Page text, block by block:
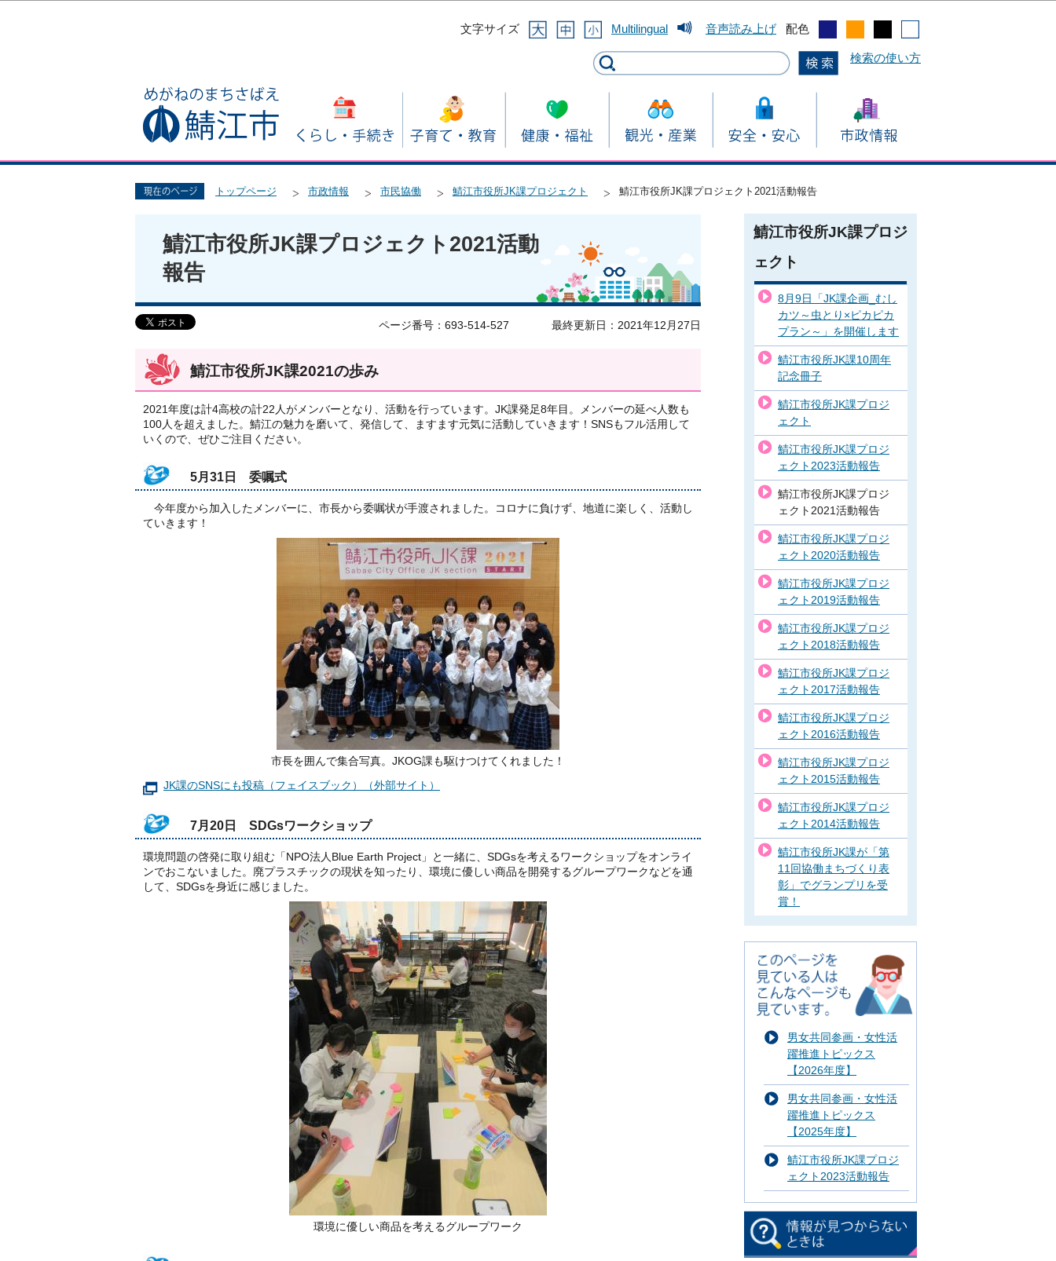
文字サイズ
Multilingual 音声読み上げ 配色
検索の使い方
トップページ 市政情報 市民協働 鯖江市役所JK課プロジェクト 鯖江市役所JK課プロジェクト2021活動報告
鯖江市役所JK課プロジェクト2021活動
報告
ページ番号：693-514-527 最終更新日：2021年12月27日
鯖江市役所JK課2021の歩み
2021年度は計4高校の計22人がメンバーとなり、活動を行っています。JK課発足8年目。メンバーの延べ人数も
100人を超えました。鯖江の魅力を磨いて、発信して、ますます元気に活動していきます！SNSもフル活用して
いくので、ぜひご注目ください。
5月31日 委嘱式
今年度から加入したメンバーに、市長から委嘱状が手渡されました。コロナに負けず、地道に楽しく、活動し
ていきます！
市長を囲んで集合写真。JKOG課も駆けつけてくれました！
JK課のSNSにも投稿（フェイスブック）（外部サイト）
7月20日 SDGsワークショップ
環境問題の啓発に取り組む「NPO法人Blue Earth Project」と一緒に、SDGsを考えるワークショップをオンライ
ンでおこないました。廃プラスチックの現状を知ったり、環境に優しい商品を開発するグループワークなどを通
して、SDGsを身近に感じました。
環境に優しい商品を考えるグループワーク
鯖江市役所JK課プロジ
ェクト
8月9日「JK課企画_むし
カツ～虫とり×ピカピカ
プラン～」を開催します
鯖江市役所JK課10周年
記念冊子
鯖江市役所JK課プロジ
ェクト
鯖江市役所JK課プロジ
ェクト2023活動報告
鯖江市役所JK課プロジ
ェクト2021活動報告
鯖江市役所JK課プロジ
ェクト2020活動報告
鯖江市役所JK課プロジ
ェクト2019活動報告
鯖江市役所JK課プロジ
ェクト2018活動報告
鯖江市役所JK課プロジ
ェクト2017活動報告
鯖江市役所JK課プロジ
ェクト2016活動報告
鯖江市役所JK課プロジ
ェクト2015活動報告
鯖江市役所JK課プロジ
ェクト2014活動報告
鯖江市役所JK課が「第
11回協働まちづくり表
彰」でグランプリを受
賞！
男女共同参画・女性活
躍推進トピックス
【2026年度】
男女共同参画・女性活
躍推進トピックス
【2025年度】
鯖江市役所JK課プロジ
ェクト2023活動報告